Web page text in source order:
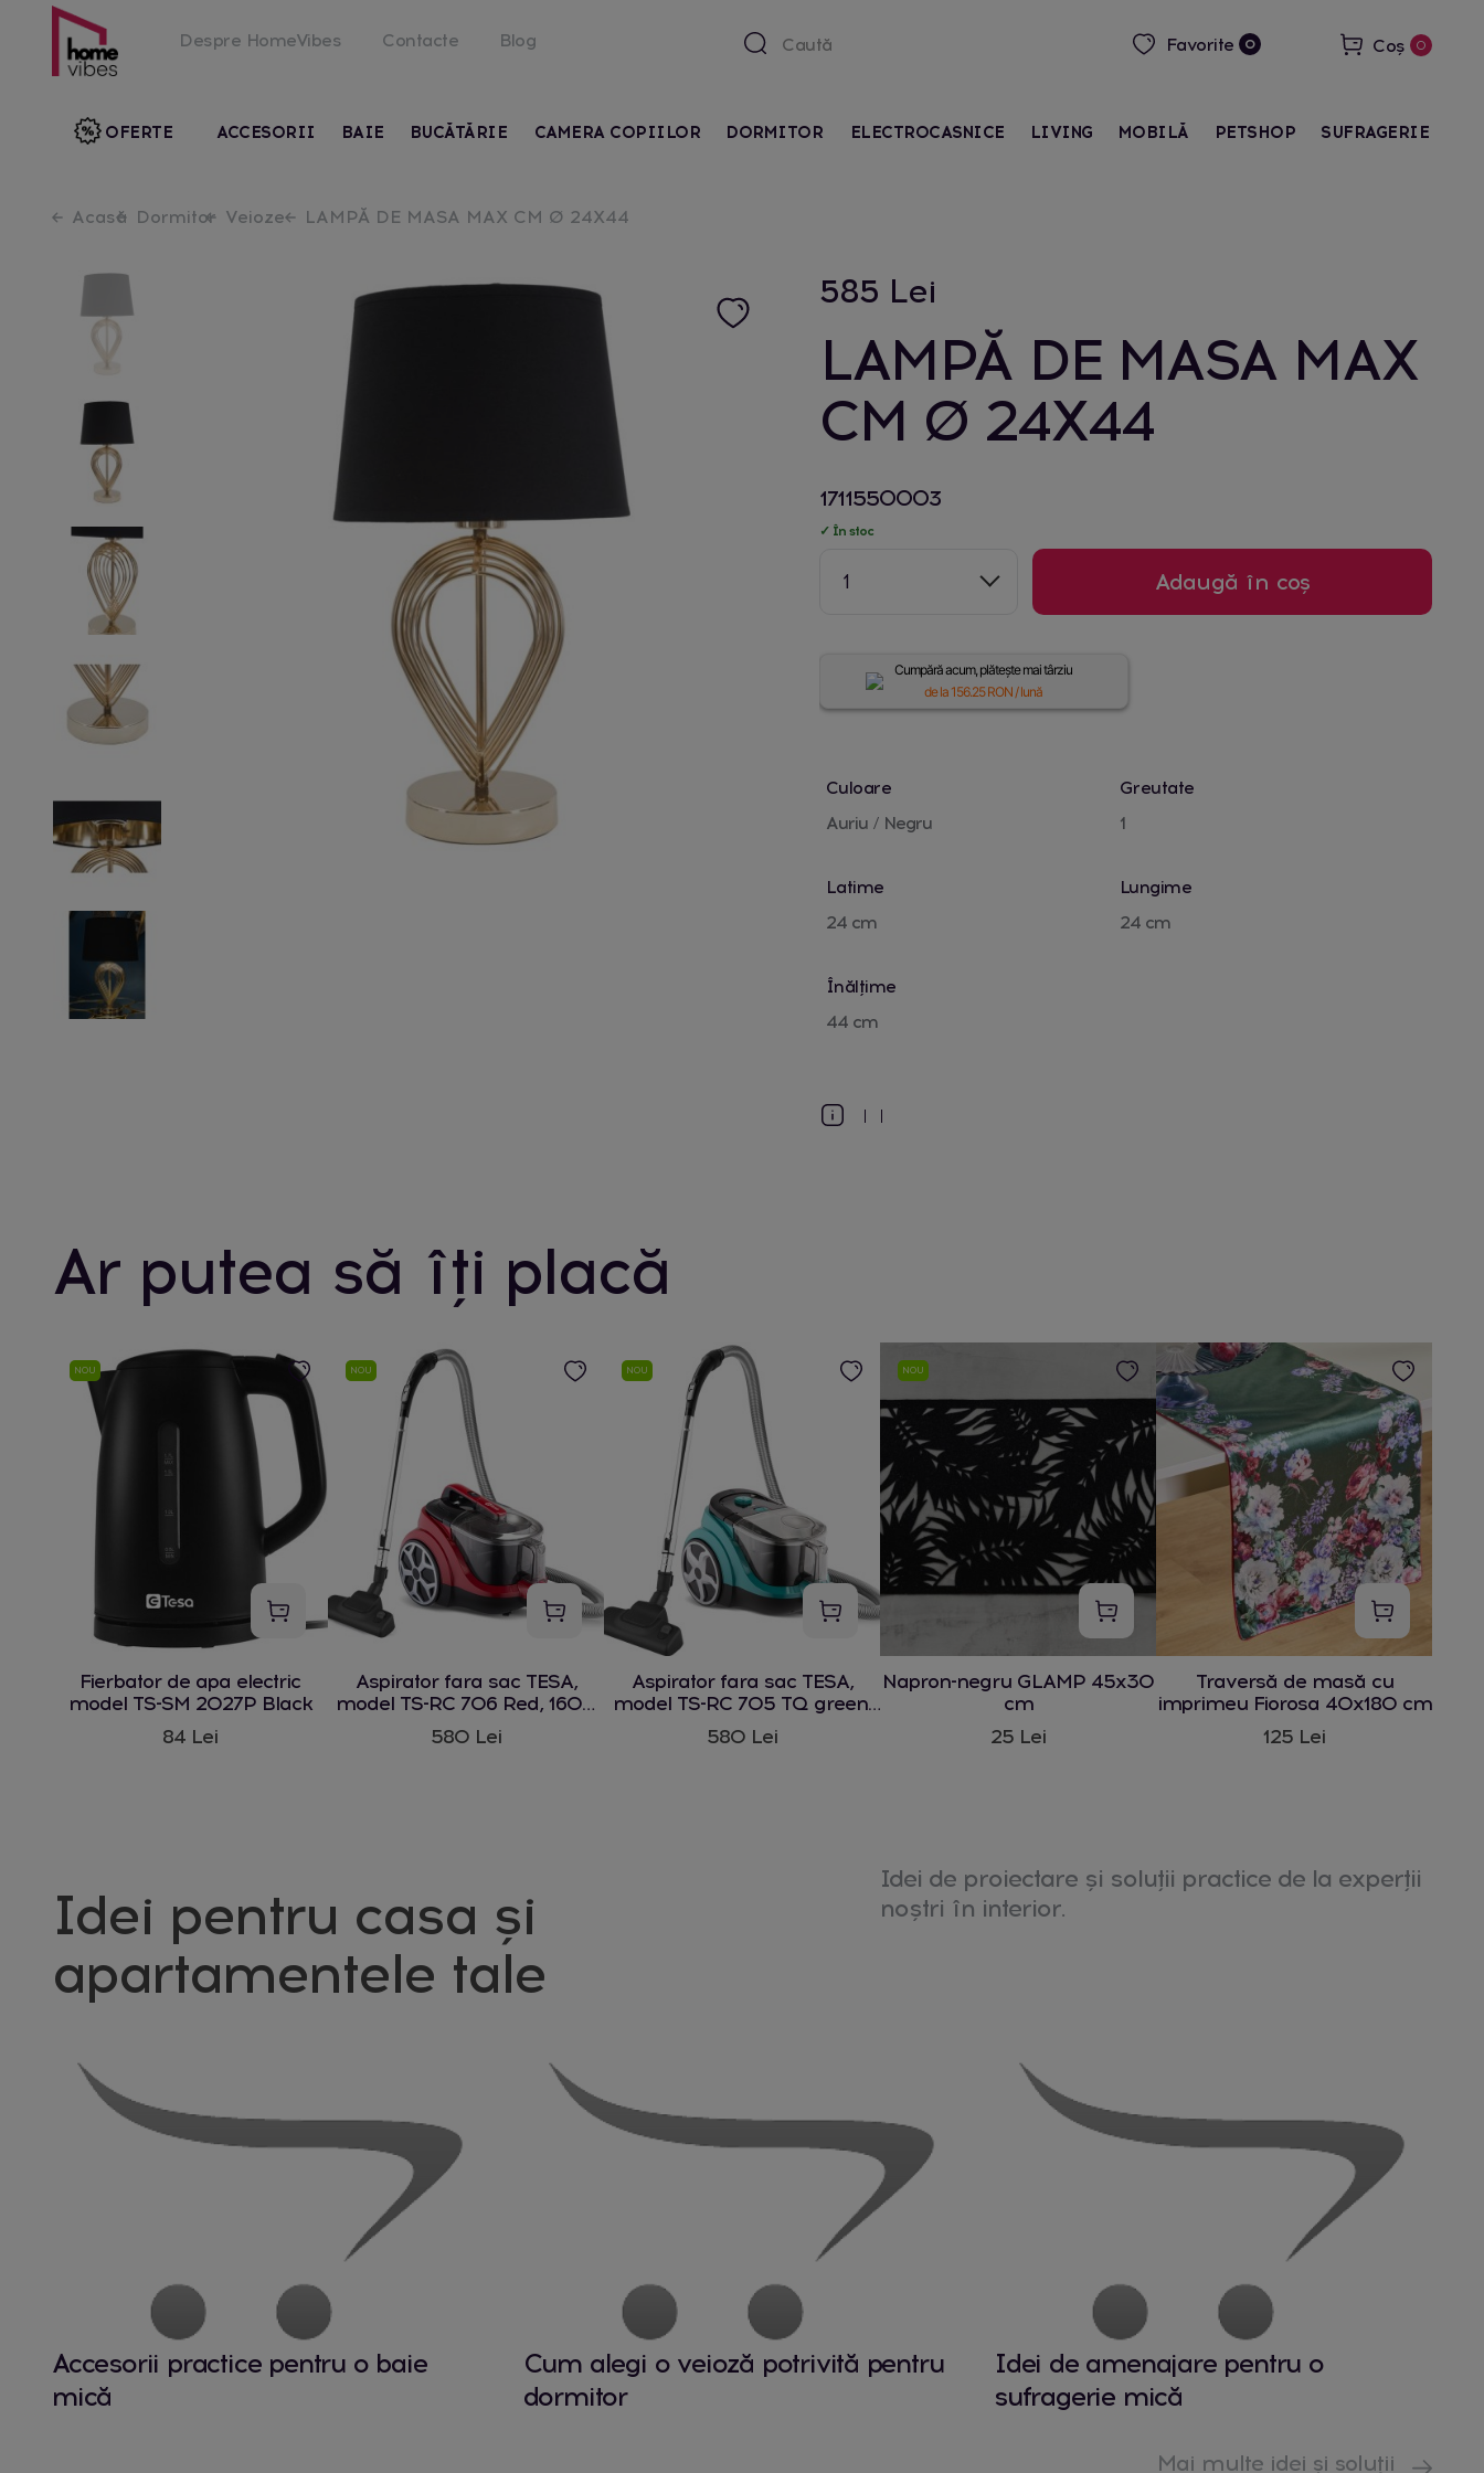
Despre HomeVibes Contacte Blog Favorite 0 Coș 0
ACCESORII BAIE BUCĂTĂRIE CAMERA COPIILOR DORMITOR ELECTROCASNICE LIVING MOBILĂ
OFERTE PETSHOP SUFRAGERIE
Acasă Dormitor Veioze LAMPĂ DE MASA MAX CM Ø 24X44
585 Lei
LAMPĂ DE MASA MAX
CM Ø 24X44
1711550003
✓ În stoc
1 Adaugă în coș
Cumpără acum, plătește mai târziu
de la156.25RON / lună
Culoare
Auriu / Negru
Greutate
1
Latime
24 cm
Lungime
24 cm
Înălțime
44 cm
Ar putea să îți placă
NOU
Fierbator de apa electric
model TS-SM 2027P Black
84 Lei
NOU
Aspirator fara sac TESA,
model TS-RC 706 Red, 1600
W
580 Lei
NOU
Aspirator fara sac TESA,
model TS-RC 705 TQ green,
1600 W
580 Lei
NOU
Napron-negru GLAMP 45x30
cm
25 Lei
Traversă de masă cu
imprimeu Fiorosa 40x180 cm
125 Lei
Idei pentru casa și
apartamentele tale
Idei de proiectare și soluții practice de la experții
noștri în interior.
Accesorii practice pentru o baie
mică
Cum alegi o veioză potrivită pentru
dormitor
Idei de amenajare pentru o
sufragerie mică
Mai multe idei și soluții